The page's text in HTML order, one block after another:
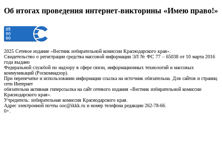
Об итогах проведения интернет-викторины «Имею право!»
2025 Сетевое издание «Вестник избирательной комиссии Краснодарского края».
Свидетельство о регистрации средства массовой информации ЭЛ № ФС 77 – 65038 от 10 марта 2016
года выдано
Федеральной службой по надзору в сфере связи, информационных технологий и массовых
коммуникаций (Роскомнадзор).
При перепечатке и использовании информации ссылка на источник обязательна. Для сайтов и страниц
сети Интернет
обязательна активная гиперссылка на сайт сетевого издания «Вестник избирательной комиссии
Краснодарского края».
Учредитель: избирательная комиссия Краснодарского края.
Адрес электронной почты ooc@ikkk.ru и номер телефона редакции 262-78-66.
0+.